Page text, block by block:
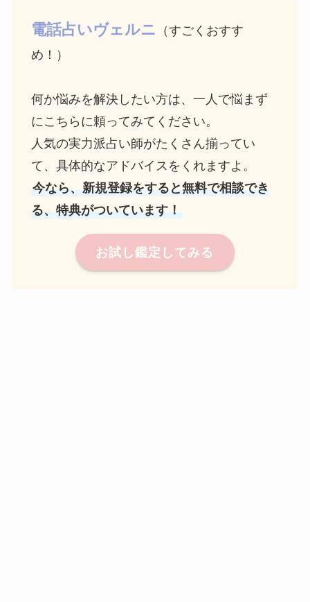
電話占いヴェルニ （すごくおすす
め！）
何か悩みを解決したい方は、一人で悩まず
にこちらに頼ってみてください。
人気の実力派占い師がたくさん揃ってい
て、具体的なアドバイスをくれますよ。
今なら、新規登録をすると無料で相談でき
る、特典がついています！
お試し鑑定してみる